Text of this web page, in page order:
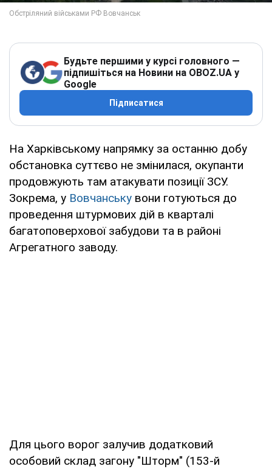
Будьте першими у курсі головного —
підпишіться на Новини на OBOZ.UA у
Google
Підписатися
На Харківському напрямку за останню добу
обстановка суттєво не змінилася, окупанти
продовжують там атакувати позиції ЗСУ.
Зокрема, у Вовчанську вони готуються до
проведення штурмових дій в кварталі
багатоповерхової забудови та в районі
Агрегатного заводу.
Для цього ворог залучив додатковий
особовий склад загону "Шторм" (153-й